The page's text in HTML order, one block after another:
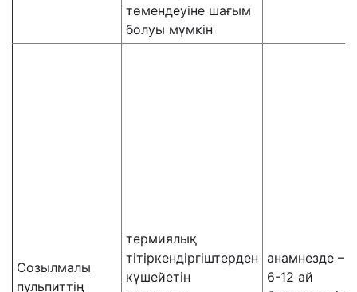
төмендеуіне шағым
болуы мүмкін
Созылмалы
пульпиттің
термиялық
тітіркендіргіштерден
күшейетін
анамнезде –
6-12 ай